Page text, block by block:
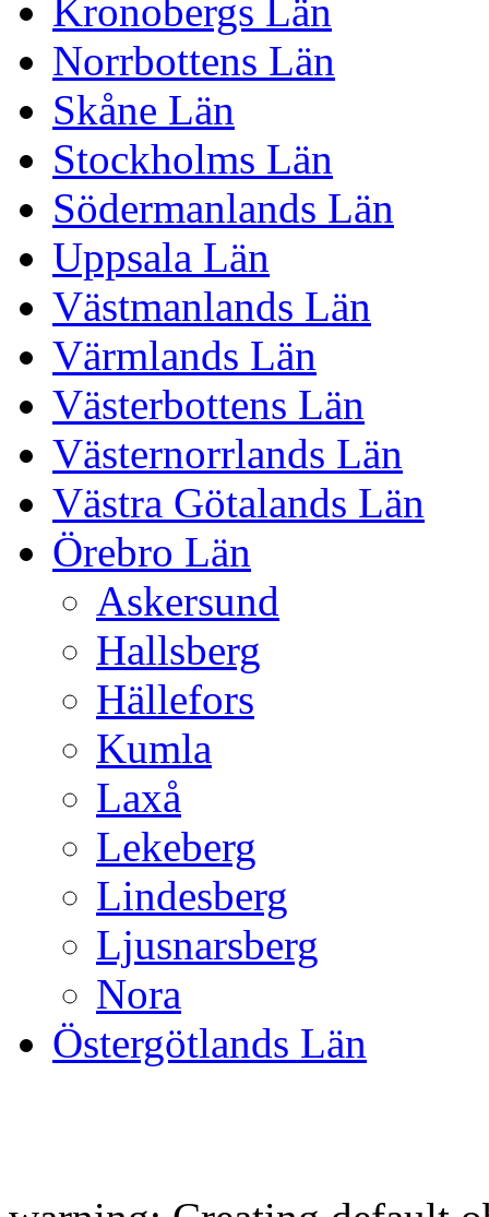
Kronobergs Län
Norrbottens Län
Skåne Län
Stockholms Län
Södermanlands Län
Uppsala Län
Västmanlands Län
Värmlands Län
Västerbottens Län
Västernorrlands Län
Västra Götalands Län
Örebro Län
Askersund
Hallsberg
Hällefors
Kumla
Laxå
Lekeberg
Lindesberg
Ljusnarsberg
Nora
Östergötlands Län